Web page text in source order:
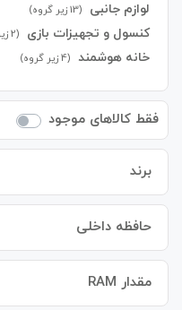
لوازم جانبی (13 زیر گروه)
کنسول و تجهیزات بازی (2 زیر گروه)
خانه هوشمند (4 زیر گروه)
فقط کالاهای موجود
برند
حافظه داخلی
مقدار RAM